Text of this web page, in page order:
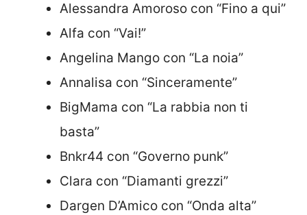
Alessandra Amoroso con “Fino a qui”
Alfa con “Vai!”
Angelina Mango con “La noia”
Annalisa con “Sinceramente”
BigMama con “La rabbia non ti
basta”
Bnkr44 con “Governo punk”
Clara con “Diamanti grezzi”
Dargen D’Amico con “Onda alta”